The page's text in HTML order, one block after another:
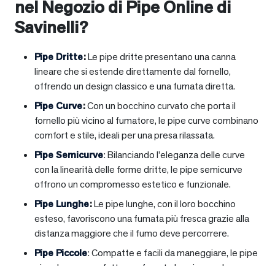
nel Negozio di Pipe Online di
Savinelli?
Pipe Dritte:Le pipe dritte presentano una canna
lineare che si estende direttamente dal fornello,
offrendo un design classico e una fumata diretta.
Pipe Curve:Con un bocchino curvato che porta il
fornello più vicino al fumatore, le pipe curve combinano
comfort e stile, ideali per una presa rilassata.
Pipe Semicurve: Bilanciando l’eleganza delle curve
con la linearità delle forme dritte, le pipe semicurve
offrono un compromesso estetico e funzionale.
Pipe Lunghe:Le pipe lunghe, con il loro bocchino
esteso, favoriscono una fumata più fresca grazie alla
distanza maggiore che il fumo deve percorrere.
Pipe Piccole: Compatte e facili da maneggiare, le pipe